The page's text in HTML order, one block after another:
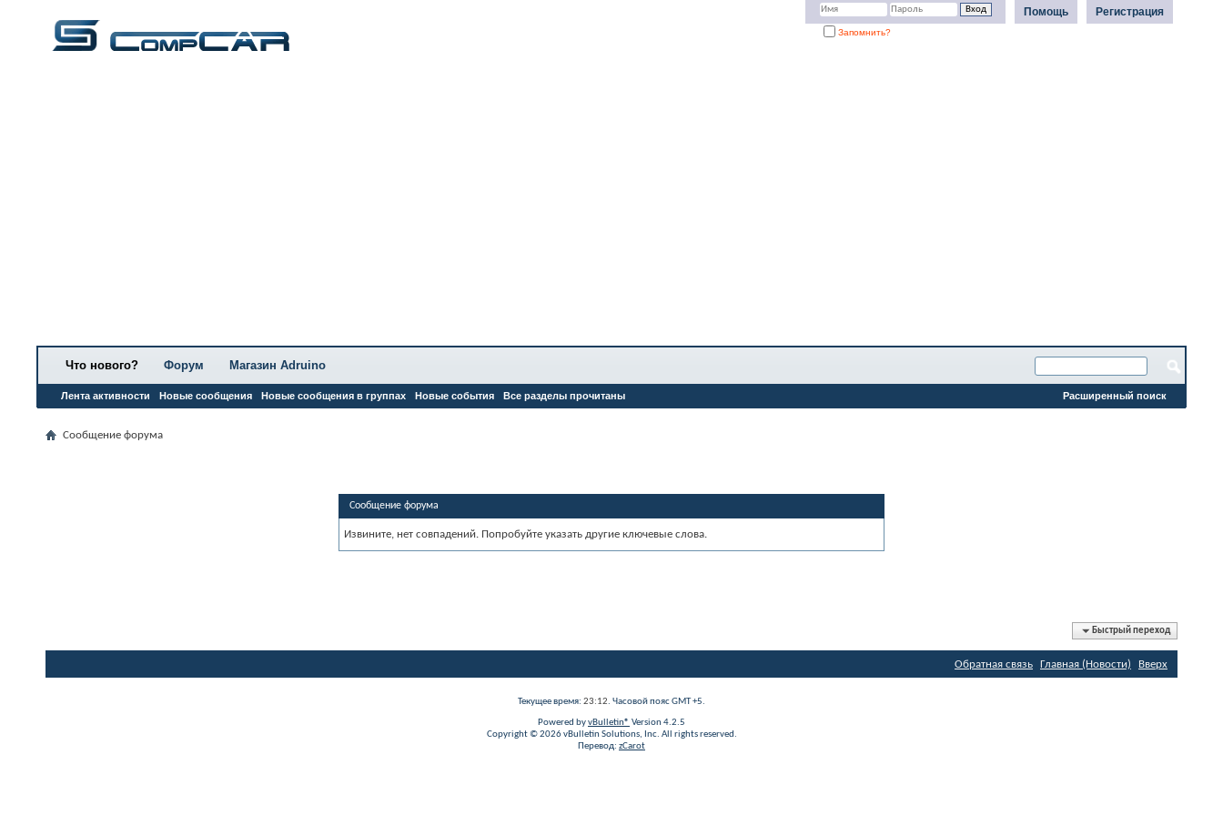
Регистрация
Помощь
Запомнить?
Что нового?
Лента активности Новые сообщения Новые сообщения в группах Новые события Все разделы прочитаны
Форум Магазин Adruino
Расширенный поиск
Сообщение форума
Сообщение форума
Извините, нет совпадений. Попробуйте указать другие ключевые слова.
Быстрый переход
Обратная связь Главная (Новости) Вверх
Текущее время: 23:12. Часовой пояс GMT +5.
Powered byvBulletin® Version 4.2.5
Copyright © 2026 vBulletin Solutions, Inc. All rights reserved.
Перевод: zCarot